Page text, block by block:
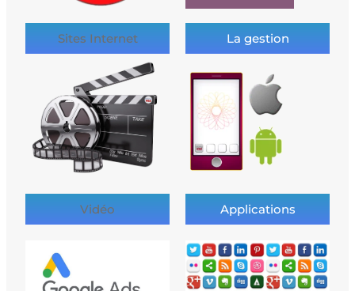
Sites Internet La gestion
Vidéo Applications